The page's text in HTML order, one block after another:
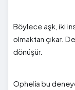
Böylece aşk, iki
olmaktan çıkar.
dönüşür.
Ophelia bu